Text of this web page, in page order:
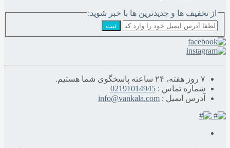
از تخفیف ها و جدیدترین ها با خبر شوید:
ثبت
۷ روز هفته، ۲۴ ساعته پاسخگوی شما هستیم.
شماره تماس : 02191014945
آدرس ایمیل : info@vankala.com